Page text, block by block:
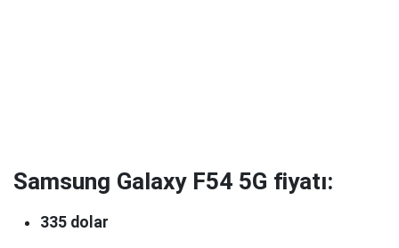
Samsung Galaxy F54 5G fiyatı:
335 dolar